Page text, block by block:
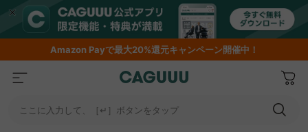
AmazonPayで最大20%還元キャンペーン開催中！
ここに入力して、［↵］ボタンをタップ